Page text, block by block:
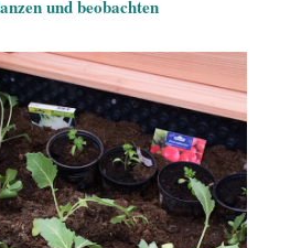
und beobachten